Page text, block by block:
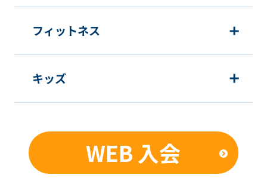
発・実施のため
新商品・サービスやイベント情報を含
個人を特定できないよう加工したうえ
での統計的なデータの作成、活用、公
■個人情報の管理
フィットネス
キッズ
WEB 入会